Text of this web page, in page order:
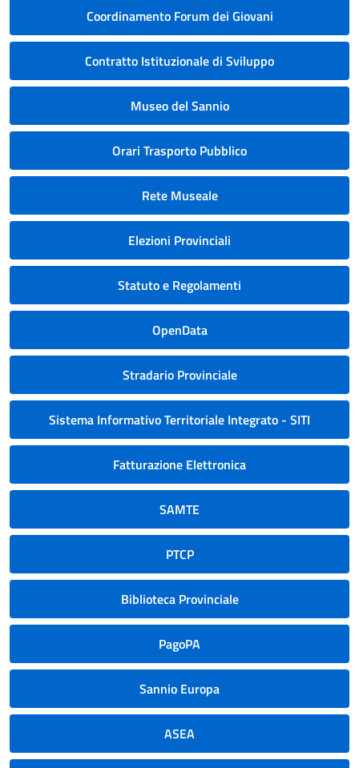
Coordinamento Forum dei Giovani
Contratto Istituzionale di Sviluppo
Museo del Sannio
Orari Trasporto Pubblico
Rete Museale
Elezioni Provinciali
Statuto e Regolamenti
OpenData
Stradario Provinciale
Sistema Informativo Territoriale Integrato - SITI
Fatturazione Elettronica
SAMTE
PTCP
Biblioteca Provinciale
PagoPA
Sannio Europa
ASEA